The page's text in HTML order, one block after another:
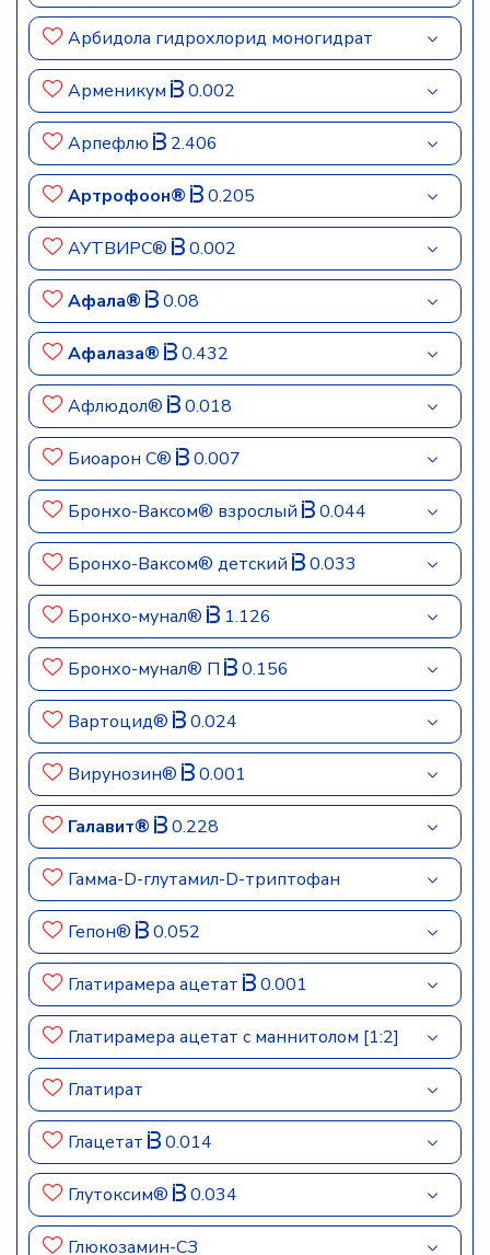
Арбидола гидрохлорид моногидрат
Арменикум 0.002
Арпефлю 2.406
Артрофоон® 0.205
АУТВИРС® 0.002
Афала® 0.08
Афалаза® 0.432
Афлюдол® 0.018
Биоарон С® 0.007
Бронхо-Ваксом® взрослый 0.044
Бронхо-Ваксом® детский 0.033
Бронхо-мунал® 1.126
Бронхо-мунал® П 0.156
Вартоцид® 0.024
Вирунозин® 0.001
Галавит® 0.228
Гамма-D-глутамил-D-триптофан
Гепон® 0.052
Глатирамера ацетат 0.001
Глатирамера ацетат с маннитолом [1:2]
Глатират
Глацетат 0.014
Глутоксим® 0.034
Глюкозамин-СЗ